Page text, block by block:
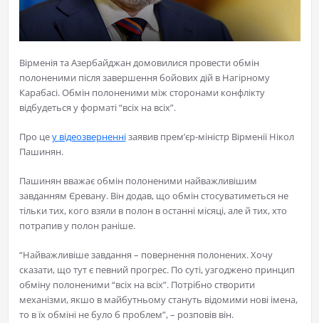
Вірменія та Азербайджан домовилися провести обмін
полоненими після завершення бойових дій в Нагірному
Карабасі. Обмін полоненими між сторонами конфлікту
відбудеться у форматі “всіх на всіх”.
Про цеу відеозверненнізаявив прем’єр-міністр Вірменії Нікол
Пашинян.
Пашинян вважає обмін полоненими найважливішим
завданням Єревану. Він додав, що обмін стосуватиметься не
тільки тих, кого взяли в полон в останні місяці, але й тих, хто
потрапив у полон раніше.
“Найважливіше завдання – повернення полонених. Хочу
сказати, що тут є певний прогрес. По суті, узгоджено принцип
обміну полоненими “всіх на всіх”. Потрібно створити
механізми, якшо в майбутньому стануть відомими нові імена,
то в їх обміні не було б проблем”, – розповів він.